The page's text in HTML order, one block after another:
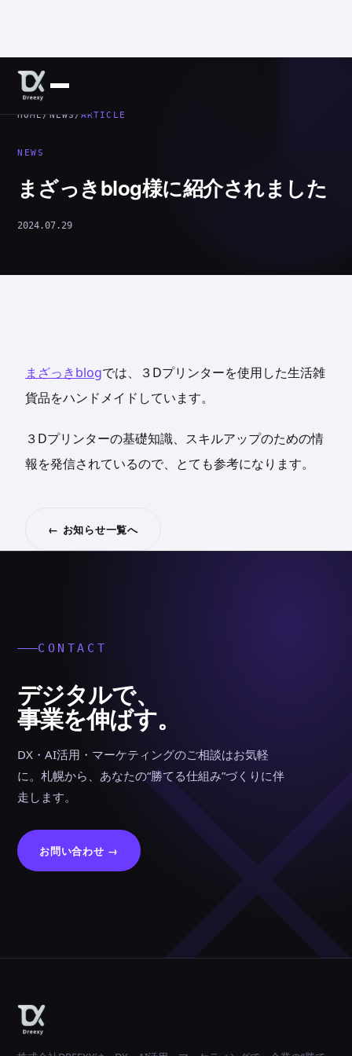
HOME/NEWS/ARTICLE
NEWS
まざっきblog様に紹介されました
2024.07.29
まざっきblogでは、３Dプリンターを使用した生活雑
貨品をハンドメイドしています。
３Dプリンターの基礎知識、スキルアップのための情
報を発信されているので、とても参考になります。
← お知らせ一覧へ
CONTACT
デジタルで、
事業を伸ばす。
DX・AI活用・マーケティングのご相談はお気軽
に。札幌から、あなたの“勝てる仕組み”づくりに伴
走します。
お問い合わせ →